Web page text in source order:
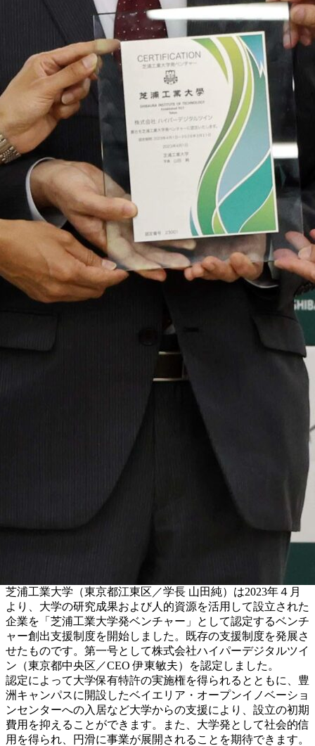
芝浦工業大学（東京都江東区／学長 山田純）は2023年４月
より、大学の研究成果および人的資源を活用して設立された
企業を「芝浦工業大学発ベンチャー」として認定するベンチ
ャー創出支援制度を開始しました。既存の支援制度を発展さ
せたものです。第一号として株式会社ハイパーデジタルツイ
ン（東京都中央区／CEO 伊東敏夫）を認定しました。
認定によって大学保有特許の実施権を得られるとともに、豊
洲キャンパスに開設したベイエリア・オープンイノベーショ
ンセンターへの入居など大学からの支援により、設立の初期
費用を抑えることができます。また、大学発として社会的信
用を得られ、円滑に事業が展開されることを期待できます。